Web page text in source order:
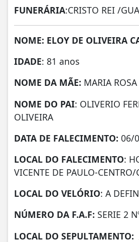
FUNERÁRIA:CRISTO REI /
NOME: ELOY DE OLIVEIRA
IDADE: 81 anos
NOME DA MÃE: MARIA
NOME DO PAI: OLIVERIO
OLIVEIRA
DATA DE FALECIMENTO: 06/
LOCAL DO FALECIMENTO:
VICENTE DE PAULO-CENTRO/
LOCAL DO VELÓRIO: A
NÚMERO DA F.A.F: SERIE 2
LOCAL DO SEPULTAMENTO: